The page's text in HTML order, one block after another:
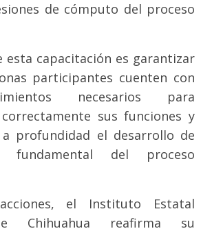
de cómputo del proceso
esta capacitación es garantizar
participantes cuenten con
necesarios para
sus funciones y
a profundidad el desarrollo de
fundamental del proceso
el Instituto Estatal
Chihuahua reafirma su